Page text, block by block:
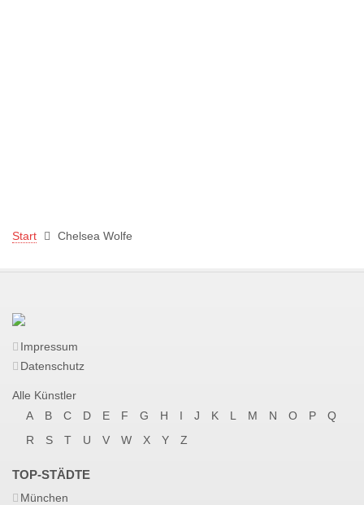
Start Chelsea Wolfe
Impressum
Datenschutz
Alle Künstler
A
B C D E F G H I J K L M N O P
Q
R
S T U V W X Y Z
TOP-STÄDTE
München